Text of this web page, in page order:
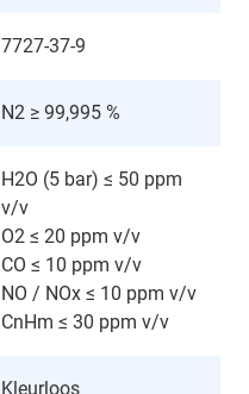
7727-37-9
N2 ≥ 99,995 %
H2O (5 bar) ≤ 50 ppm
v/v
O2 ≤ 20 ppm v/v
CO ≤ 10 ppm v/v
NO / NOx ≤ 10 ppm v/v
CnHm ≤ 30 ppm v/v
Kleurloos